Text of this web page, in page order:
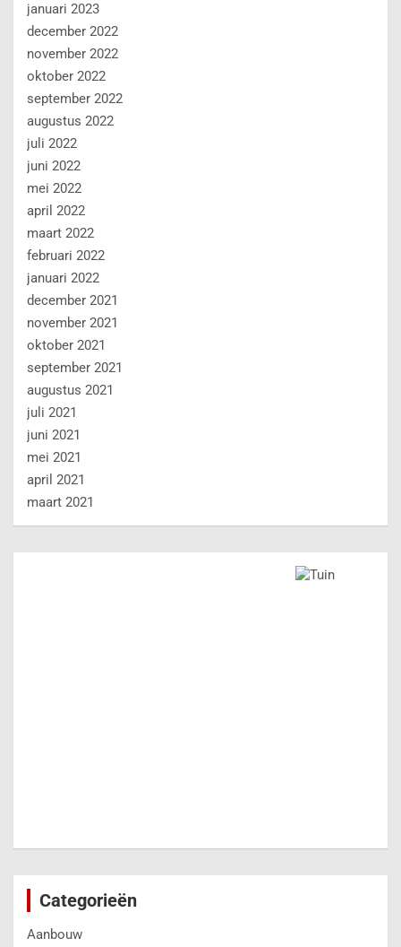
januari 2023
december 2022
november 2022
oktober 2022
september 2022
augustus 2022
juli 2022
juni 2022
mei 2022
april 2022
maart 2022
februari 2022
januari 2022
december 2021
november 2021
oktober 2021
september 2021
augustus 2021
juli 2021
juni 2021
mei 2021
april 2021
maart 2021
Categorieën
Aanbouw